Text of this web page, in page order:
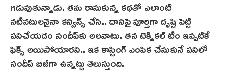
గడుపుతున్నాడు. తను రాసుకున్న కథతో ఎలాంటి
నటీనటులనైనా కన్విన్స్ చేసి.. దానిపై పూర్తిగా దృష్టి పెట్టి
పనిచేయడం సందీప్‌కు అలవాటు. తన టెక్నికల్ టీం ఇప్పటికే
ఫిక్స్ అయిపోయారని.. ఇక కాస్టింగ్ ఎంపిక చేసుకునే పనిలో
సందీప్ బిజీగా ఉన్నట్టు తెలుస్తుంది.